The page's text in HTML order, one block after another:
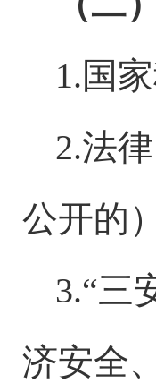
1.国
2.法
公开的
3.“三
济安全